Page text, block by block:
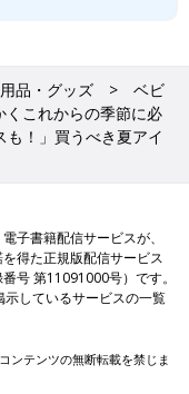
華やかに！」元子
おすすめ★カラフ
と、元気が出るような
楽しみたくなってきま
、ぜひチェックして
、洗い替え用にたく
テムがあれば、ぜひユ
ックしてみてください
は、削除される場合
品・グッズ
ベビ
これからの季節に必
！」買うべき夏アイ
子書籍配信サービスが、
得た正規版配信サービス
号 第11091000号）です。
示しているサービスの一覧
ンテンツの無断転載を禁じま